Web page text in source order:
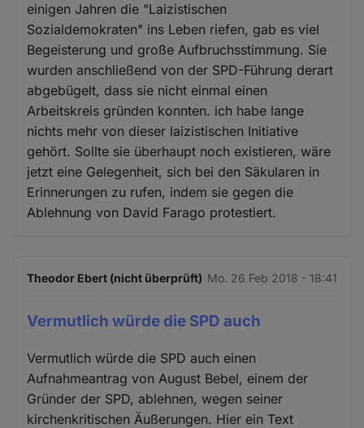
einigen Jahren die "Laizistischen
Sozialdemokraten" ins Leben riefen, gab es viel
Begeisterung und große Aufbruchsstimmung. Sie
wurden anschließend von der SPD-Führung derart
abgebügelt, dass sie nicht einmal einen
Arbeitskreis gründen konnten. ich habe lange
nichts mehr von dieser laizistischen Initiative
gehört. Sollte sie überhaupt noch existieren, wäre
jetzt eine Gelegenheit, sich bei den Säkularen in
Erinnerungen zu rufen, indem sie gegen die
Ablehnung von David Farago protestiert.
Theodor Ebert (nicht überprüft) Mo. 26 Feb 2018 - 18:41
Vermutlich würde die SPD auch
Vermutlich würde die SPD auch einen
Aufnahmeantrag von August Bebel, einem der
Gründer der SPD, ablehnen, wegen seiner
kirchenkritischen Äußerungen. Hier ein Text